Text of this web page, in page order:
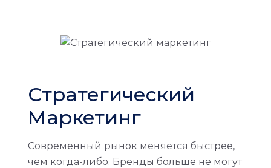
Стратегический
Маркетинг
Современный рынок меняется быстрее,
чем когда-либо. Бренды больше не могут